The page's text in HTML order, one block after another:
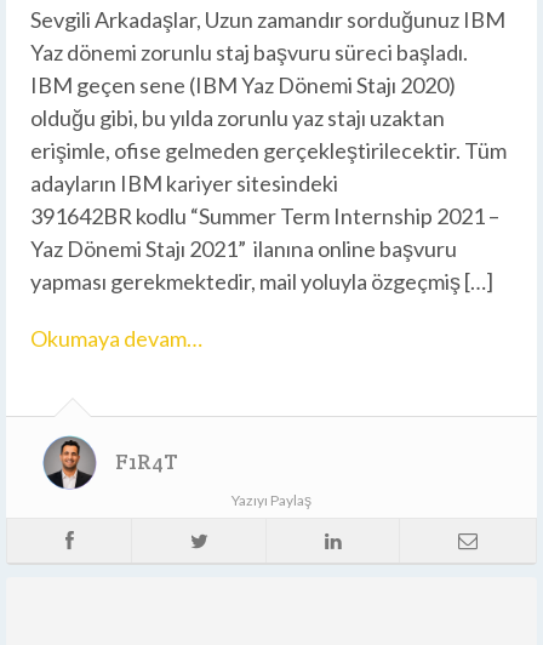
Sevgili Arkadaşlar, Uzun zamandır sorduğunuz IBM
Yaz dönemi zorunlu staj başvuru süreci başladı.
IBM geçen sene (IBM Yaz Dönemi Stajı 2020)
olduğu gibi, bu yılda zorunlu yaz stajı uzaktan
erişimle, ofise gelmeden gerçekleştirilecektir. Tüm
adayların IBM kariyer sitesindeki
391642BR kodlu “Summer Term Internship 2021 –
Yaz Dönemi Stajı 2021” ilanına online başvuru
yapması gerekmektedir, mail yoluyla özgeçmiş […]
Okumaya devam…
F1R4T
Yazıyı Paylaş